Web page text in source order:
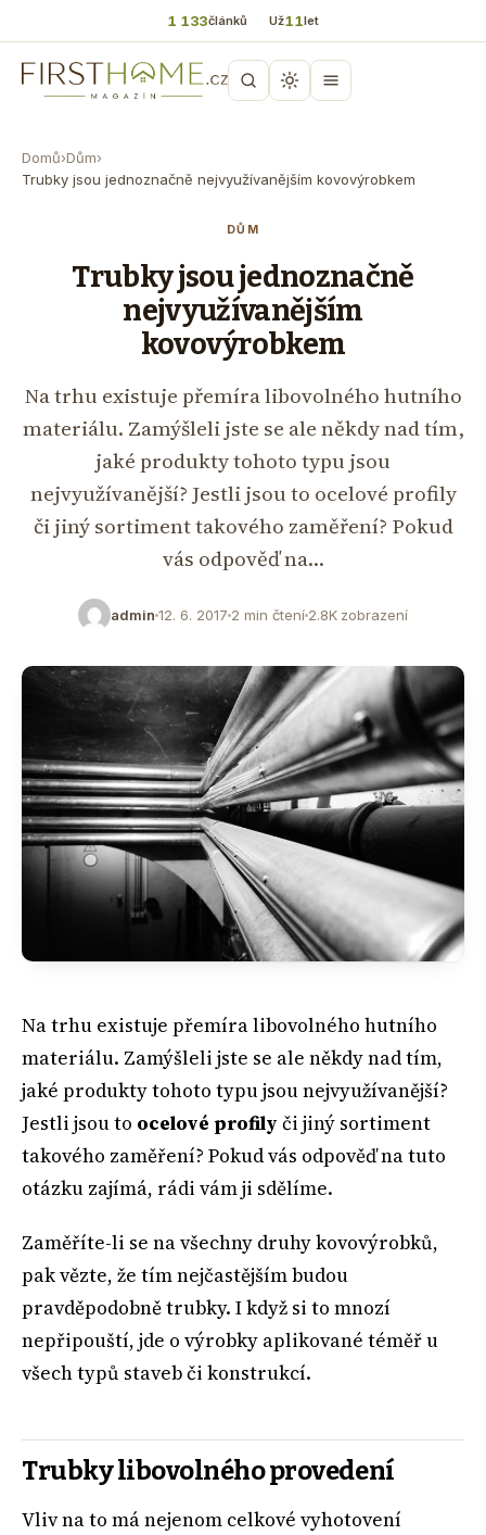
1 133článků Už11let
Domů›Dům›
Trubky jsou jednoznačně nejvyužívanějším kovovýrobkem
DŮM
Trubky jsou jednoznačně
nejvyužívanějším
kovovýrobkem
Na trhu existuje přemíra libovolného hutního
materiálu. Zamýšleli jste se ale někdy nad tím,
jaké produkty tohoto typu jsou
nejvyužívanější? Jestli jsou to ocelové profily
či jiný sortiment takového zaměření? Pokud
vás odpověď na…
admin 12. 6. 2017 2 min čtení 2.8K zobrazení
Na trhu existuje přemíra libovolného hutního
materiálu. Zamýšleli jste se ale někdy nad tím,
jaké produkty tohoto typu jsou nejvyužívanější?
Jestli jsou to ocelové profily či jiný sortiment
takového zaměření? Pokud vás odpověď na tuto
otázku zajímá, rádi vám ji sdělíme.
Zaměříte-li se na všechny druhy kovovýrobků,
pak vězte, že tím nejčastějším budou
pravděpodobně trubky. I když si to mnozí
nepřipouští, jde o výrobky aplikované téměř u
všech typů staveb či konstrukcí.
Trubky libovolného provedení
Vliv na to má nejenom celkové vyhotovení